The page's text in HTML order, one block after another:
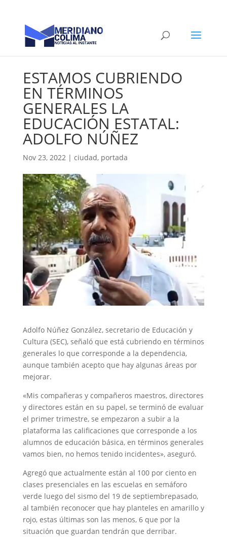
ESTAMOS CUBRIENDO
EN TÉRMINOS
GENERALES LA
EDUCACIÓN ESTATAL:
ADOLFO NÚÑEZ
Nov 23, 2022| ciudad, portada
Adolfo Núñez González, secretario de Educación y
Cultura (SEC), señaló que está cubriendo en términos
generales lo que corresponde a la dependencia,
aunque también acepto que hay algunas áreas por
mejorar.
«Mis compañeras y compañeros maestros, directores
y directores están en su papel, se terminó de evaluar
el primer trimestre, se empezaron a subir a la
plataforma las calificaciones que corresponde a los
alumnos de educación básica, en términos generales
vamos bien, no hemos tenido incidentes», aseguró.
Agregó que actualmente están al 100 por ciento en
clases presenciales en las escuelas en semáforo
verde luego del sismo del 19 de septiembrepasado,
al también reconocer que hay planteles en amarillo y
rojo, estas últimas son las menos, 6 que por la
situación que guardan tendrán que derribar.